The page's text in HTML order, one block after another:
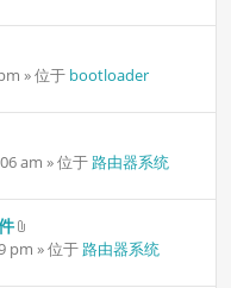
» 位于 bootloader
am » 位于 路由器系统
附
pm » 位于 路由器系统